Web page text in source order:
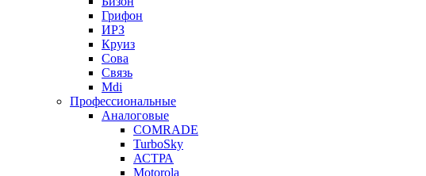
Грифон
ИРЗ
Круиз
Сова
Связь
Mdi
Профессиональные
Аналоговые
COMRADE
TurboSky
АСТРА
Motorola